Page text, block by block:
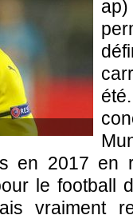
en 2017 en
le football
vraiment